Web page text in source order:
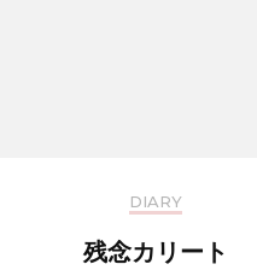
DIARY
残念カリート